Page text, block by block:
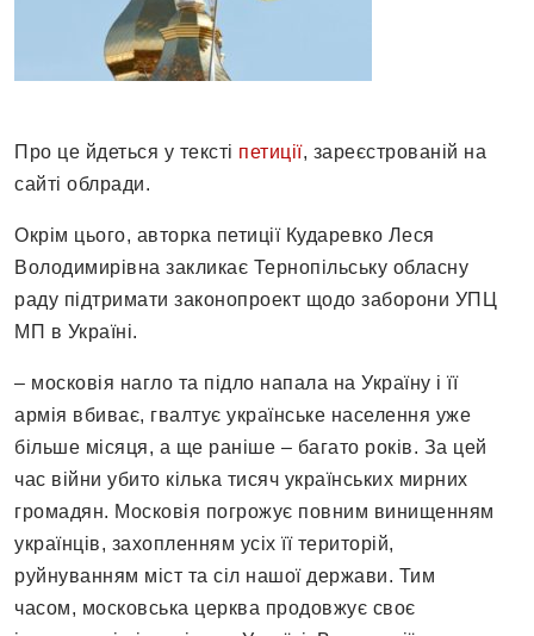
Про це йдеться у тексті петиції, зареєстрованій на
сайті облради.
Окрім цього, авторка петиції Кударевко Леся
Володимирівна закликає Тернопільську обласну
раду підтримати законопроект щодо заборони УПЦ
МП в Україні.
– московія нагло та підло напала на Україну і її
армія вбиває, гвалтує українське населення уже
більше місяця, а ще раніше – багато років. За цей
час війни убито кілька тисяч українських мирних
громадян. Московія погрожує повним винищенням
українців, захопленням усіх її територій,
руйнуванням міст та сіл нашої держави. Тим
часом, московська церква продовжує своє